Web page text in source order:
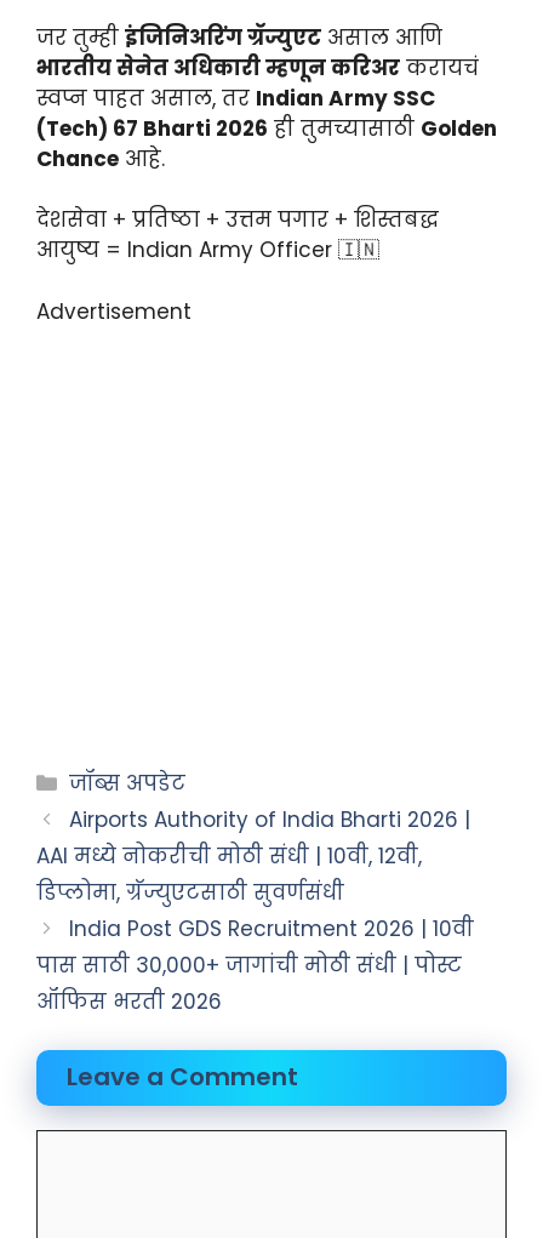
जर तुम्ही इंजिनिअरिंग ग्रॅज्युएट असाल आणि
भारतीय सेनेत अधिकारी म्हणून करिअर करायचं
स्वप्न पाहत असाल, तर Indian Army SSC
(Tech) 67 Bharti 2026 ही तुमच्यासाठी Golden
Chance आहे.
देशसेवा + प्रतिष्ठा + उत्तम पगार + शिस्तबद्ध
आयुष्य = Indian Army Officer 🇮🇳
Advertisement
जॉब्स अपडेट
Airports Authority of India Bharti 2026 |
AAI मध्ये नोकरीची मोठी संधी | 10वी, 12वी,
डिप्लोमा, ग्रॅज्युएटसाठी सुवर्णसंधी
India Post GDS Recruitment 2026 | 10वी
पास साठी 30,000+ जागांची मोठी संधी | पोस्ट
ऑफिस भरती 2026
Leave a Comment